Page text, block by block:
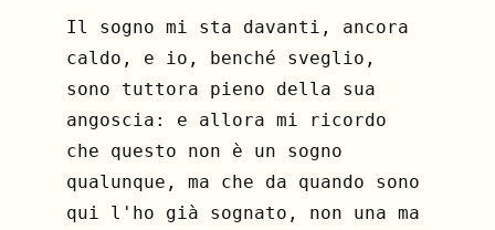
Il sogno mi sta davanti, ancora
caldo, e io, benché sveglio,
sono tuttora pieno della sua
angoscia: e allora mi ricordo
che questo non è un sogno
qualunque, ma che da quando sono
qui l'ho già sognato, non una ma